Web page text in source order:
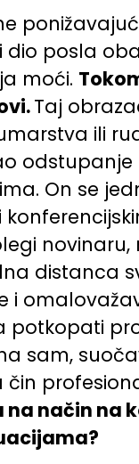
dio posla
moći.
Taj
ili
odstupanje
On se
novinaru,
distanca
i
sam,
čin
način na